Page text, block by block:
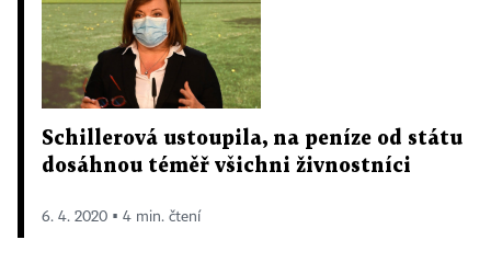
Schillerová ustoupila, na peníze od státu
dosáhnou téměř všichni živnostníci
6. 4. 2020 ▪ 4 min. čtení